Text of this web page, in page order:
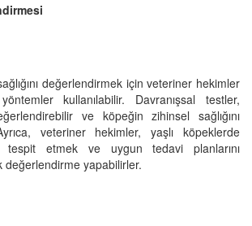
değerlendirmek için veteriner hekimler
kullanılabilir. Davranışsal testler,
ve köpeğin zihinsel sağlığını
veteriner hekimler, yaşlı köpeklerde
tespit etmek ve uygun tedavi planlarını
değerlendirme yapabilirler.